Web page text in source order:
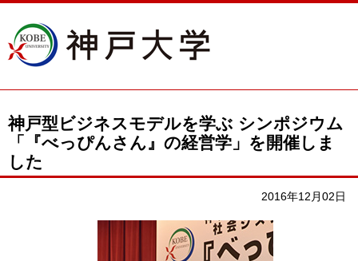
神戸型ビジネスモデルを学ぶ シンポジウム
「『べっぴんさん』の経営学」を開催しま
した
2016年12月02日